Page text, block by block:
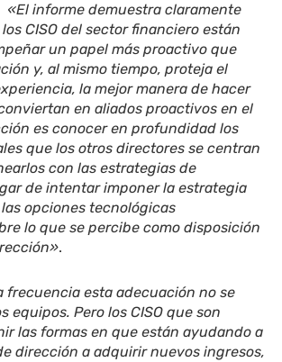
«El informe demuestra claramente
CISO del sector financiero están
un papel más proactivo que
y, al mismo tiempo, proteja el
la mejor manera de hacer
en aliados proactivos en el
es conocer en profundidad los
que los otros directores se centran
con las estrategias de
de intentar imponer la estrategia
opciones tecnológicas
lo que se percibe como disposición
.
frecuencia esta adecuación no se
equipos. Pero los CISO que son
las formas en que están ayudando a
dirección a adquirir nuevos ingresos,